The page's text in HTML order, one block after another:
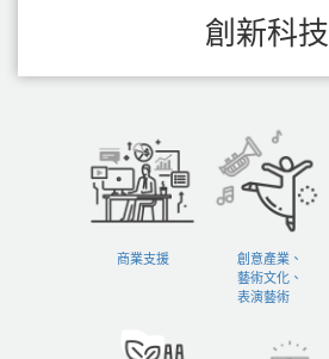
創新科技
商業支援
創意產業、
藝術文化、
表演藝術